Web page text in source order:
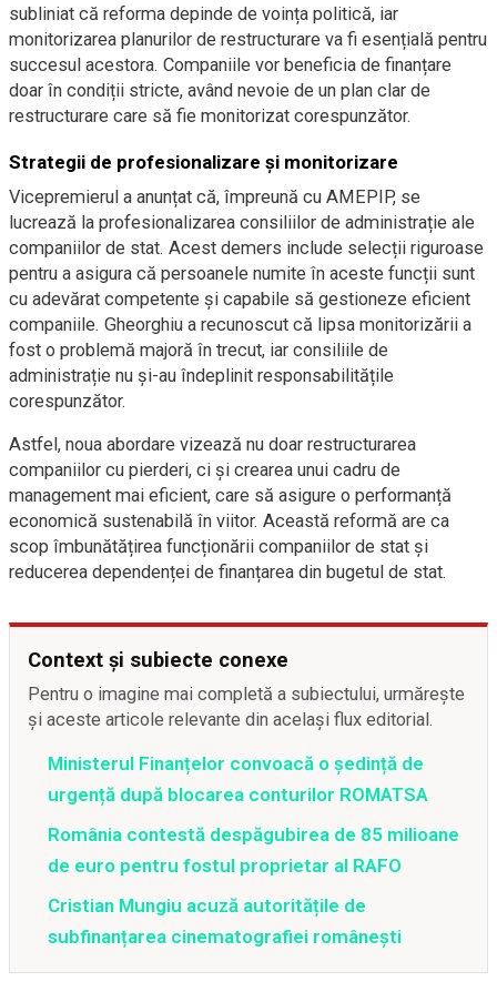
subliniat că reforma depinde de voința politică, iar
monitorizarea planurilor de restructurare va fi esențială pentru
succesul acestora. Companiile vor beneficia de finanțare
doar în condiții stricte, având nevoie de un plan clar de
restructurare care să fie monitorizat corespunzător.
Strategii de profesionalizare și monitorizare
Vicepremierul a anunțat că, împreună cu AMEPIP, se
lucrează la profesionalizarea consiliilor de administrație ale
companiilor de stat. Acest demers include selecții riguroase
pentru a asigura că persoanele numite în aceste funcții sunt
cu adevărat competente și capabile să gestioneze eficient
companiile. Gheorghiu a recunoscut că lipsa monitorizării a
fost o problemă majoră în trecut, iar consiliile de
administrație nu și-au îndeplinit responsabilitățile
corespunzător.
Astfel, noua abordare vizează nu doar restructurarea
companiilor cu pierderi, ci și crearea unui cadru de
management mai eficient, care să asigure o performanță
economică sustenabilă în viitor. Această reformă are ca
scop îmbunătățirea funcționării companiilor de stat și
reducerea dependenței de finanțarea din bugetul de stat.
Context și subiecte conexe
Pentru o imagine mai completă a subiectului, urmărește
și aceste articole relevante din același flux editorial.
Ministerul Finanțelor convoacă o ședință de
urgență după blocarea conturilor ROMATSA
România contestă despăgubirea de 85 milioane
de euro pentru fostul proprietar al RAFO
Cristian Mungiu acuză autoritățile de
subfinanțarea cinematografiei românești